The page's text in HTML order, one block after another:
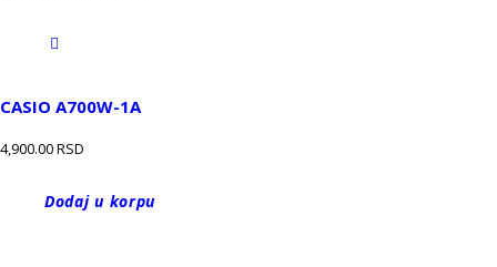
CASIO A700W-1A
4,900.00RSD
Dodaj u korpu